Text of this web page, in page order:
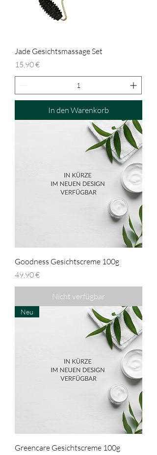
Jade Gesichtsmassage Set
Preis
15,90 €
In den Warenkorb
Goodness Gesichtscreme 100g
Preis
49,90 €
Nicht verfügbar
Neu
Greencare Gesichtscreme 100g